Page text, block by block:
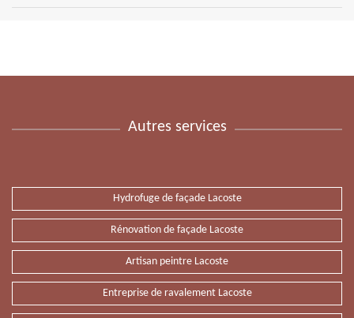
Autres services
Hydrofuge de façade Lacoste
Rénovation de façade Lacoste
Artisan peintre Lacoste
Entreprise de ravalement Lacoste